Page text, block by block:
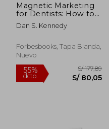
Magnetic Marketing
for Dentists: How to
Attract a Flood of
new Patients That
(en Inglés)
Dan S. Kennedy
Forbesbooks, Tapa Blanda,
Nuevo